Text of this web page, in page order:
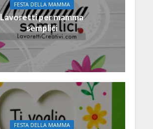
FESTA DELLA MAMMA
Lavoretti per mamma
semplici
FESTA DELLA MAMMA